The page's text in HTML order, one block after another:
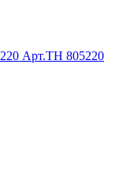
Арт.TH 805220